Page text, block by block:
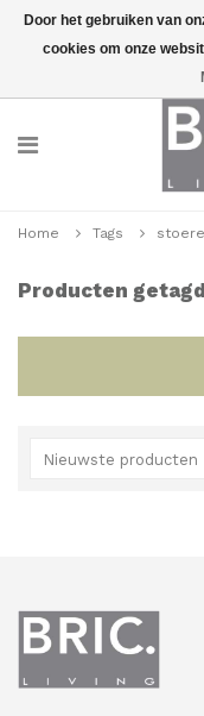
Home Tags
Producten
Nieuwste producten
Door het gebruiken van
cookies om onze